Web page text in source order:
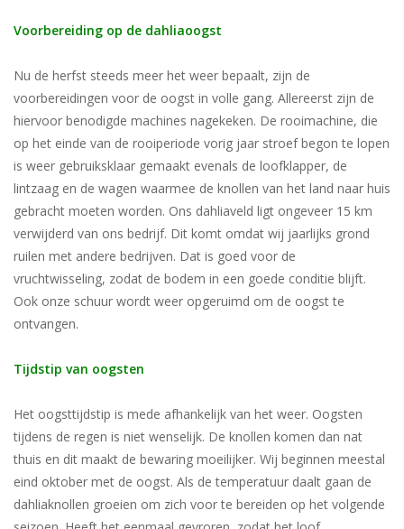
Voorbereiding op de dahliaoogst
Nu de herfst steeds meer het weer bepaalt, zijn de
voorbereidingen voor de oogst in volle gang. Allereerst zijn de
hiervoor benodigde machines nagekeken. De rooimachine, die
op het einde van de rooiperiode vorig jaar stroef begon te lopen
is weer gebruiksklaar gemaakt evenals de loofklapper, de
lintzaag en de wagen waarmee de knollen van het land naar huis
gebracht moeten worden. Ons dahliaveld ligt ongeveer 15 km
verwijderd van ons bedrijf. Dit komt omdat wij jaarlijks grond
ruilen met andere bedrijven. Dat is goed voor de
vruchtwisseling, zodat de bodem in een goede conditie blijft.
Ook onze schuur wordt weer opgeruimd om de oogst te
ontvangen.
Tijdstip van oogsten
Het oogsttijdstip is mede afhankelijk van het weer. Oogsten
tijdens de regen is niet wenselijk. De knollen komen dan nat
thuis en dit maakt de bewaring moeilijker. Wij beginnen meestal
eind oktober met de oogst. Als de temperatuur daalt gaan de
dahliaknollen groeien om zich voor te bereiden op het volgende